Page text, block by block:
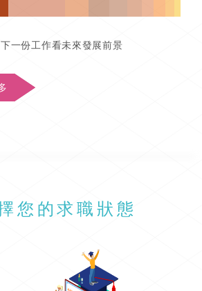
一份工作看未來發展前景
您的求職狀態